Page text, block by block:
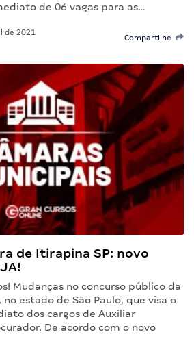
de 06 vagas para as…
de 2021
Compartilhe
de Itirapina SP: novo
Mudanças no concurso público da
estado de São Paulo, que visa o
dos cargos de Auxiliar
De acordo com o novo